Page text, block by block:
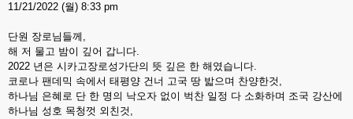
11/21/2022 (월) 8:33 pm
단원 장로님들께,
해 저 물고 밤이 깊어 갑니다.
2022 년은 시카고장로성가단의 뜻 깊은 한 해였습니다.
코로나 팬데믹 속에서 태평양 건너 고국 땅 밟으며 찬양한것,
하나님 은혜로 단 한 명의 낙오자 없이 벅찬 일정 다 소화하며 조국 강산에
하나님 성호 목청껏 외친것,